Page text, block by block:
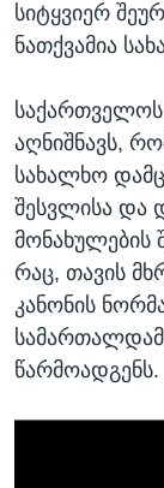
სიტყვიერ
ნათქვამია
საქართველოს
აღნიშნავს,
სახალხო
შესვლისა და
მონახულების
რაც, თავის
კანონის
წარმოადგენს.